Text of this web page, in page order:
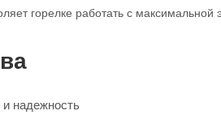
горелке работать с
и надежность